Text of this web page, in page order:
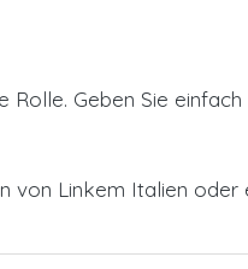
Geben Sie
von Linkem Italien